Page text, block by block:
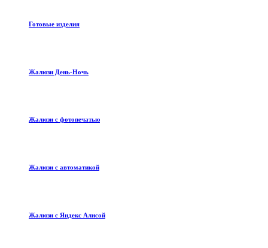
Готовые изделия
Жалюзи День-Ночь
Жалюзи с фотопечатью
Жалюзи с автоматикой
Жалюзи с Яндекс Алисой